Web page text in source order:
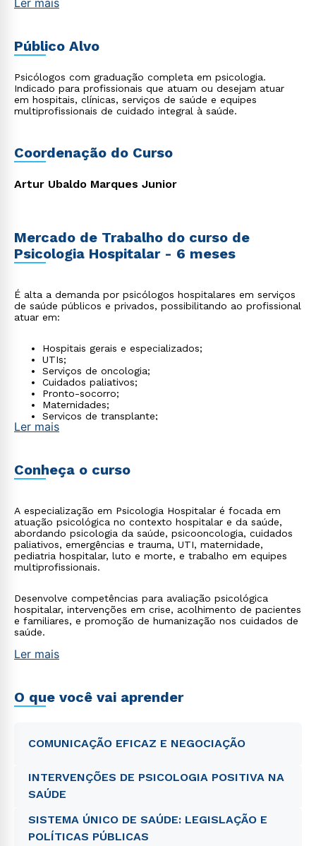
Ler mais
Público Alvo
Psicólogos com graduação completa em psicologia.
Indicado para profissionais que atuam ou desejam atuar
em hospitais, clínicas, serviços de saúde e equipes
multiprofissionais de cuidado integral à saúde.
Coordenação do Curso
Artur Ubaldo Marques Junior
Mercado de Trabalho do curso de
Psicologia Hospitalar - 6 meses
É alta a demanda por psicólogos hospitalares em serviços
de saúde públicos e privados, possibilitando ao profissional
atuar em:
Hospitais gerais e especializados;
UTIs;
Serviços de oncologia;
Cuidados paliativos;
Pronto-socorro;
Maternidades;
Serviços de transplante;
Home care;
Ler mais
Conheça o curso
A especialização em Psicologia Hospitalar é focada em
atuação psicológica no contexto hospitalar e da saúde,
abordando psicologia da saúde, psicooncologia, cuidados
paliativos, emergências e trauma, UTI, maternidade,
pediatria hospitalar, luto e morte, e trabalho em equipes
multiprofissionais.
Desenvolve competências para avaliação psicológica
hospitalar, intervenções em crise, acolhimento de pacientes
e familiares, e promoção de humanização nos cuidados de
saúde.
Ler mais
O que você vai aprender
COMUNICAÇÃO EFICAZ E NEGOCIAÇÃO
INTERVENÇÕES DE PSICOLOGIA POSITIVA NA
SAÚDE
SISTEMA ÚNICO DE SAÚDE: LEGISLAÇÃO E
POLÍTICAS PÚBLICAS
Rápido e fácil
WhatsApp
Estou de acordo com aPolítica de Privacidade.